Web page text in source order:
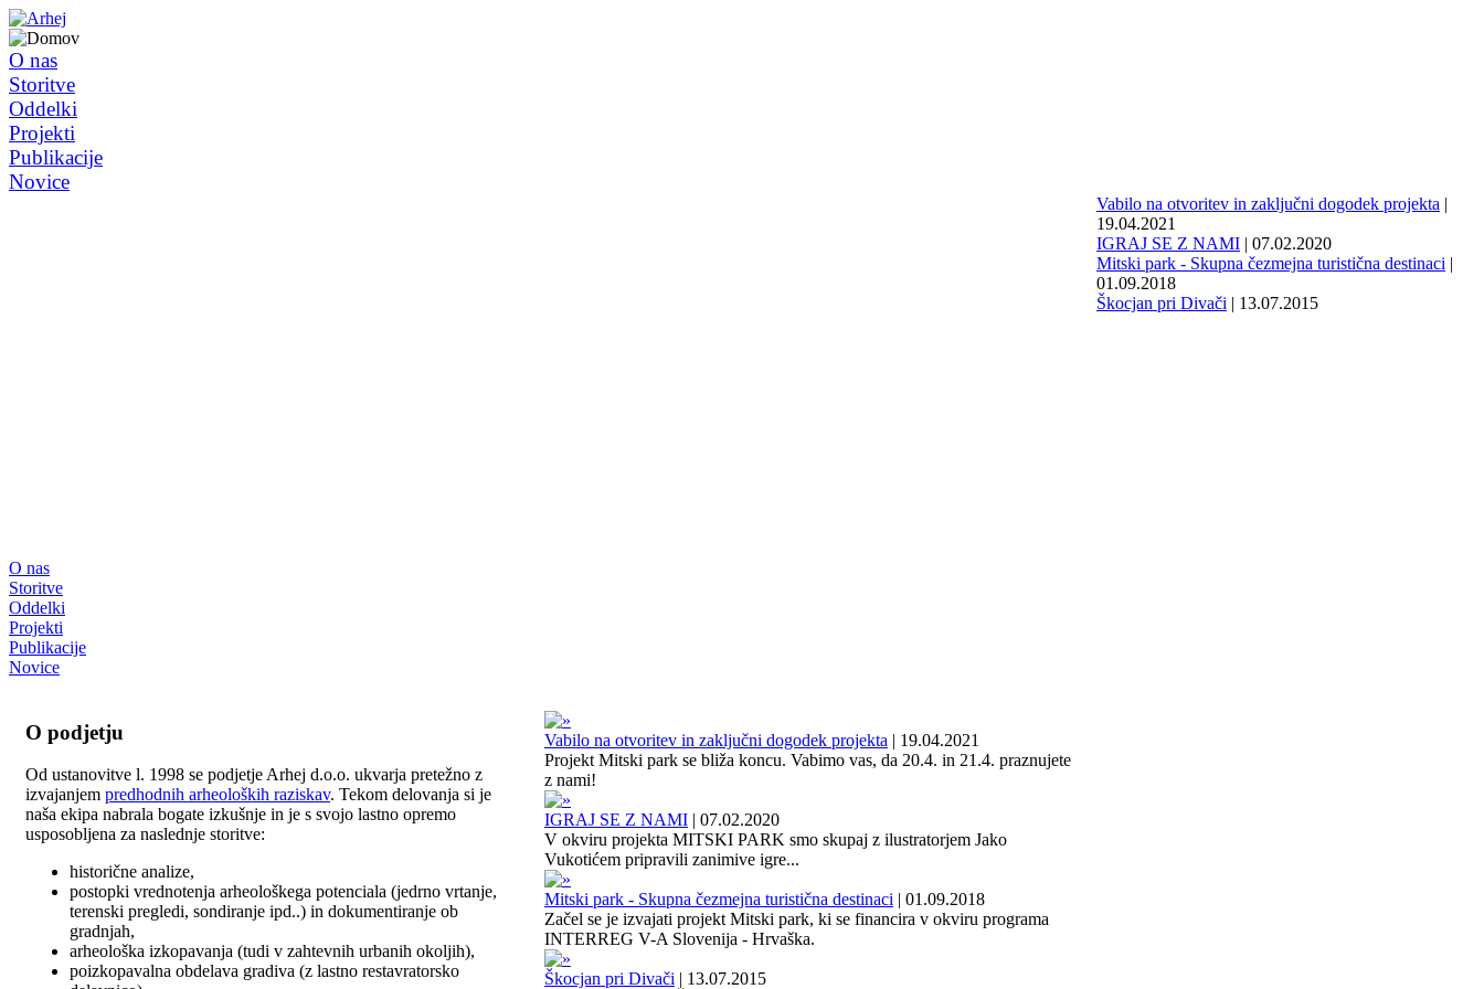
O nas
Storitve
Oddelki
Projekti
Publikacije
Novice
O nas
Storitve
Oddelki
Projekti
Publikacije
Novice
Vabilo na otvoritev in zaključni dogodek projekta |
19.04.2021
IGRAJ SE Z NAMI | 07.02.2020
Mitski park - Skupna čezmejna turistična destinaci |
01.09.2018
Škocjan pri Divači | 13.07.2015
O podjetju
Od ustanovitve l. 1998 se podjetje Arhej d.o.o. ukvarja pretežno z
izvajanjem predhodnih arheoloških raziskav. Tekom delovanja si je
naša ekipa nabrala bogate izkušnje in je s svojo lastno opremo
usposobljena za naslednje storitve:
historične analize,
postopki vrednotenja arheološkega potenciala (jedrno vrtanje,
terenski pregledi, sondiranje ipd..) in dokumentiranje ob
gradnjah,
arheološka izkopavanja (tudi v zahtevnih urbanih okoljih),
poizkopavalna obdelava gradiva (z lastno restavratorsko
Vabilo na otvoritev in zaključni dogodek projekta | 19.04.2021
Projekt Mitski park se bliža koncu. Vabimo vas, da 20.4. in 21.4. praznujete
z nami!
IGRAJ SE Z NAMI | 07.02.2020
V okviru projekta MITSKI PARK smo skupaj z ilustratorjem Jako
Vukotićem pripravili zanimive igre...
Mitski park - Skupna čezmejna turistična destinaci | 01.09.2018
Začel se je izvajati projekt Mitski park, ki se financira v okviru programa
INTERREG V-A Slovenija - Hrvaška.
Škocjan pri Divači | 13.07.2015